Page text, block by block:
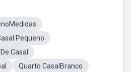
Pequeno
Casal
Quarto CasalBranco